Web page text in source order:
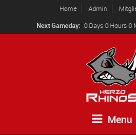
Home Admin
Next Gameday: 0 Days 0 Hours 0
Menu